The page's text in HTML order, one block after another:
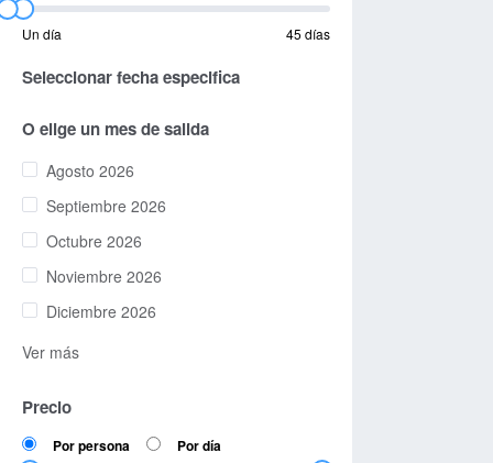
Un día 45 días
Seleccionar fecha especifica
O elige un mes de salida
Agosto 2026
Septiembre 2026
Octubre 2026
Noviembre 2026
Diciembre 2026
Ver más
Precio
Por persona Por día